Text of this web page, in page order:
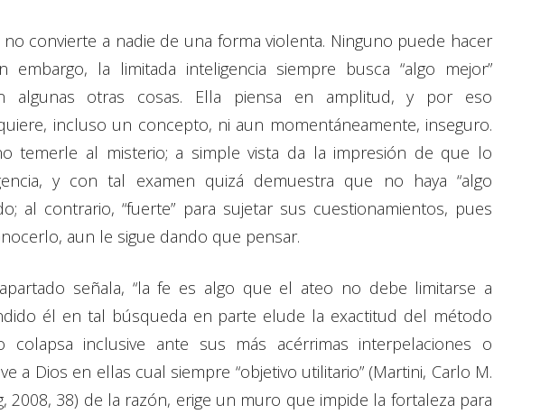
convierte a nadie de una forma violenta. Ninguno puede hacer
la limitada inteligencia siempre busca “algo mejor”
algunas otras cosas. Ella piensa en amplitud, y por eso
incluso un concepto, ni aun momentáneamente, inseguro.
temerle al misterio; a simple vista da la impresión de que lo
y con tal examen quizá demuestra que no haya “algo
al contrario, “fuerte” para sujetar sus cuestionamientos, pues
aun le sigue dando que pensar.
señala, “la fe es algo que el ateo no debe limitarse a
él en tal búsqueda en parte elude la exactitud del método
colapsa inclusive ante sus más acérrimas interpelaciones o
a Dios en ellas cual siempre “objetivo utilitario” (Martini, Carlo M.
2008, 38) de la razón, erige un muro que impide la fortaleza para